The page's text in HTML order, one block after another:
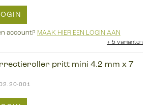
account? MAAK HIER EEN LOGIN AAN
+ 5 varianten
pritt mini 4.2 mm x 7
001